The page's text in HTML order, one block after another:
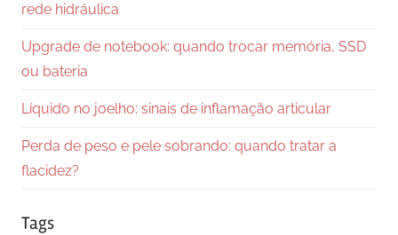
rede hidráulica
Upgrade de notebook: quando trocar memória, SSD
ou bateria
Líquido no joelho: sinais de inflamação articular
Perda de peso e pele sobrando: quando tratar a
flacidez?
Tags